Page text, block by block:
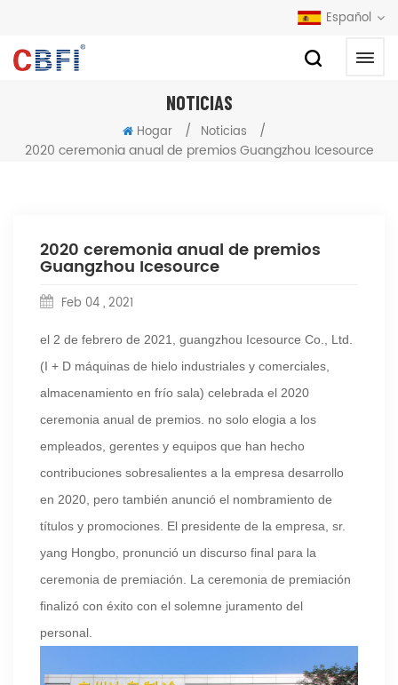
Español
NOTICIAS
Hogar / Noticias
/
2020 ceremonia anual de premios Guangzhou Icesource
2020 ceremonia anual de premios
Guangzhou Icesource
Feb 04 , 2021
el 2 de febrero de 2021, guangzhou Icesource Co., Ltd.
(I + D máquinas de hielo industriales y comerciales,
almacenamiento en frío sala) celebrada el 2020
ceremonia anual de premios. no solo elogia a los
empleados, gerentes y equipos que han hecho
contribuciones sobresalientes a la empresa desarrollo
en 2020, pero también anunció el nombramiento de
títulos y promociones. El presidente de la empresa, sr.
yang Hongbo, pronunció un discurso final para la
ceremonia de premiación. La ceremonia de premiación
finalizó con éxito con el solemne juramento del
personal.